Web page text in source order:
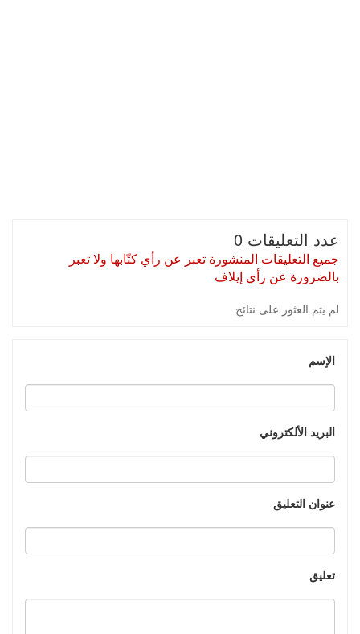
عدد التعليقات 0
جميع التعليقات المنشورة تعبر عن رأي كتّابها ولا تعبر
بالضرورة عن رأي إيلاف
لم يتم العثور على نتائج
الإسم
البريد الألكتروني
عنوان التعليق
تعليق